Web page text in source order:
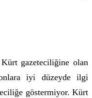
gazeteciliğine olan
iyi düzeyde ilgi
göstermiyor. Kürt